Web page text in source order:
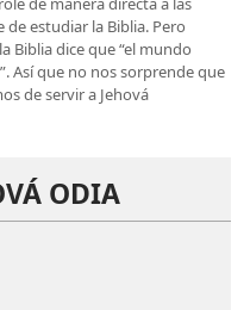
estudiar la Biblia. Pero
Biblia dice que “el mundo
Así que no nos sorprende que
de servir a Jehová
ODIA